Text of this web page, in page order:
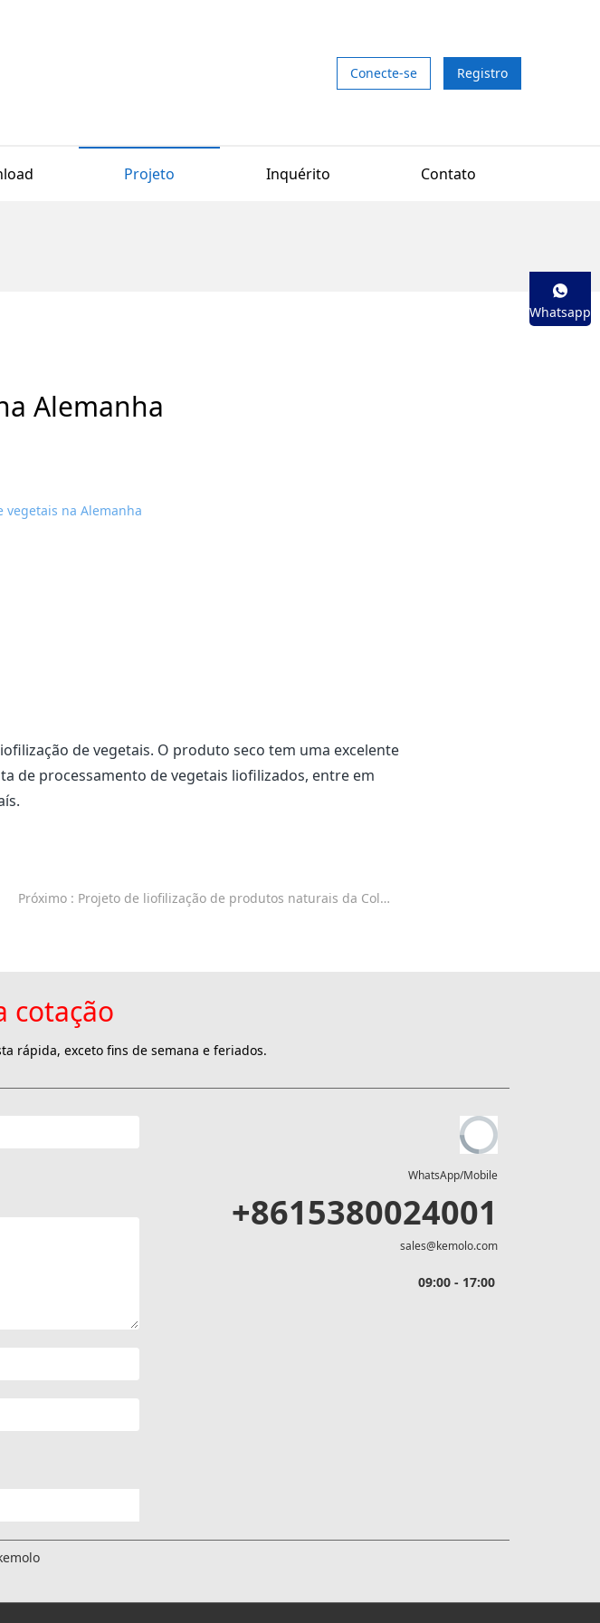
Conecte-se Registro
Projeto Inquérito Contato
Alemanha
de vegetais. O produto seco tem uma excelente
de processamento de vegetais liofilizados, entre em
Próximo : Projeto de liofilização de produtos naturais da Colômbia
cotação
rápida, exceto fins de semana e feriados.
WhatsApp/Mobile
+8615380024001
sales@kemolo.com
09:00 - 17:00
Whatsapp